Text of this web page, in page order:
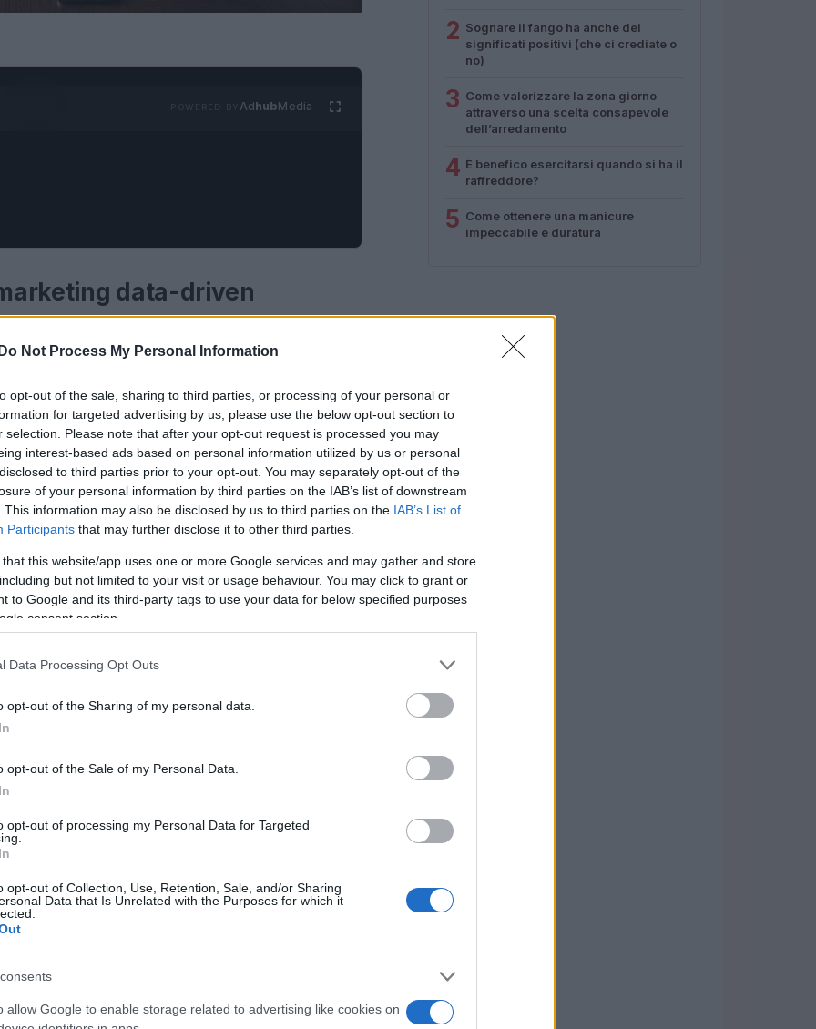
Do Not Process My Personal Information
opt-out of the sale, sharing to third parties, or processing of your personal or
for targeted advertising by us, please use the below opt-out section to
selection. Please note that after your opt-out request is processed you may
interest-based ads based on personal information utilized by us or personal
to third parties prior to your opt-out. You may separately opt-out of the
of your personal information by third parties on the IAB’s list of downstream
This information may also be disclosed by us to third parties on the IAB’s List of
Participants that may further disclose it to other third parties.
that this website/app uses one or more Google services and may gather and store
but not limited to your visit or usage behaviour. You may click to grant or
to Google and its third-party tags to use your data for below specified purposes
consent section.
Data Processing Opt Outs
opt-out of the Sharing of my personal data.
opt-out of the Sale of my Personal Data.
opt-out of processing my Personal Data for Targeted
opt-out of Collection, Use, Retention, Sale, and/or Sharing
Data that Is Unrelated with the Purposes for which it
allow Google to enable storage related to advertising like cookies on
AdhubMedia
data-driven
devono adottare un
le tendenze emergenti vi è l’uso di
comportamenti dei consumatori, oltre
sui dati mostrano un
attribuzione avanzati consente una
generano conversioni.
che ha implementato una strategia
2 Sognare il fango ha anche dei
significati positivi (che ci crediate o
no)
3 Come valorizzare la zona giorno
attraverso una scelta consapevole
dell’arredamento
4 È benefico esercitarsi quando si ha il
raffreddore?
5 Come ottenere una manicure
impeccabile e duratura